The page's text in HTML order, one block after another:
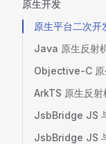
原生开发
原生平台二次开
Java 原生反射
Objective-C 原
ArkTS 原生反射
JsbBridge JS
JsbBridge JS